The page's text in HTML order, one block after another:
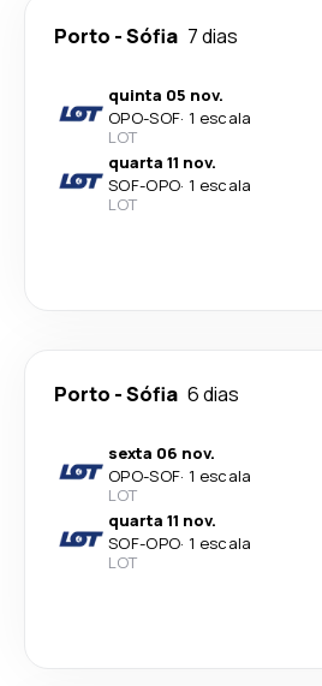
Porto -Sófia 7 dias
quinta 05 nov.
OPO-SOF· 1 escala
LOT
quarta 11 nov.
SOF-OPO· 1 escala
LOT
Porto -Sófia 6 dias
sexta 06 nov.
OPO-SOF· 1 escala
LOT
quarta 11 nov.
SOF-OPO· 1 escala
LOT